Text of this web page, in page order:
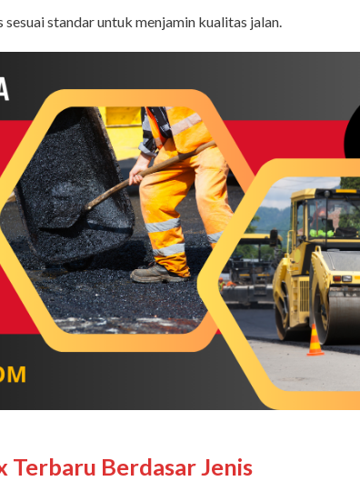
sesuai standar untuk menjamin kualitas jalan.
Berdasar Jenis